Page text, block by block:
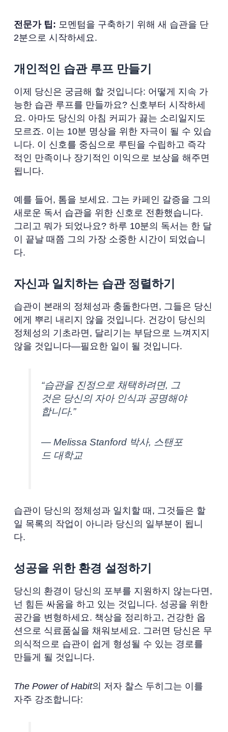
전문가 팁: 모멘텀을 구축하기 위해 새 습관을 단
2분으로 시작하세요.
개인적인 습관 루프 만들기
이제 당신은 궁금해 할 것입니다: 어떻게 지속 가
능한 습관 루프를 만들까요? 신호부터 시작하세
요. 아마도 당신의 아침 커피가 끓는 소리일지도
모르죠. 이는 10분 명상을 위한 자극이 될 수 있습
니다. 이 신호를 중심으로 루틴을 수립하고 즉각
적인 만족이나 장기적인 이익으로 보상을 해주면
됩니다.
예를 들어, 톰을 보세요. 그는 카페인 갈증을 그의
새로운 독서 습관을 위한 신호로 전환했습니다.
그리고 뭐가 되었나요? 하루 10분의 독서는 한 달
이 끝날 때쯤 그의 가장 소중한 시간이 되었습니
다.
자신과 일치하는 습관 정렬하기
습관이 본래의 정체성과 충돌한다면, 그들은 당신
에게 뿌리 내리지 않을 것입니다. 건강이 당신의
정체성의 기초라면, 달리기는 부담으로 느껴지지
않을 것입니다—필요한 일이 될 것입니다.
“습관을 진정으로 채택하려면, 그
것은 당신의 자아 인식과 공명해야
합니다.”
— Melissa Stanford 박사, 스탠포
드 대학교
습관이 당신의 정체성과 일치할 때, 그것들은 할
일 목록의 작업이 아니라 당신의 일부분이 됩니
다.
성공을 위한 환경 설정하기
당신의 환경이 당신의 포부를 지원하지 않는다면,
넌 힘든 싸움을 하고 있는 것입니다. 성공을 위한
공간을 변형하세요. 책상을 정리하고, 건강한 옵
션으로 식료품실을 채워보세요. 그러면 당신은 무
의식적으로 습관이 쉽게 형성될 수 있는 경로를
만들게 될 것입니다.
The Power of Habit의 저자 찰스 두히그는 이를
자주 강조합니다: